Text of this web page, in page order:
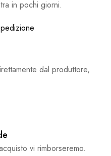
in pochi giorni.
dal produttore,
vi rimborseremo.